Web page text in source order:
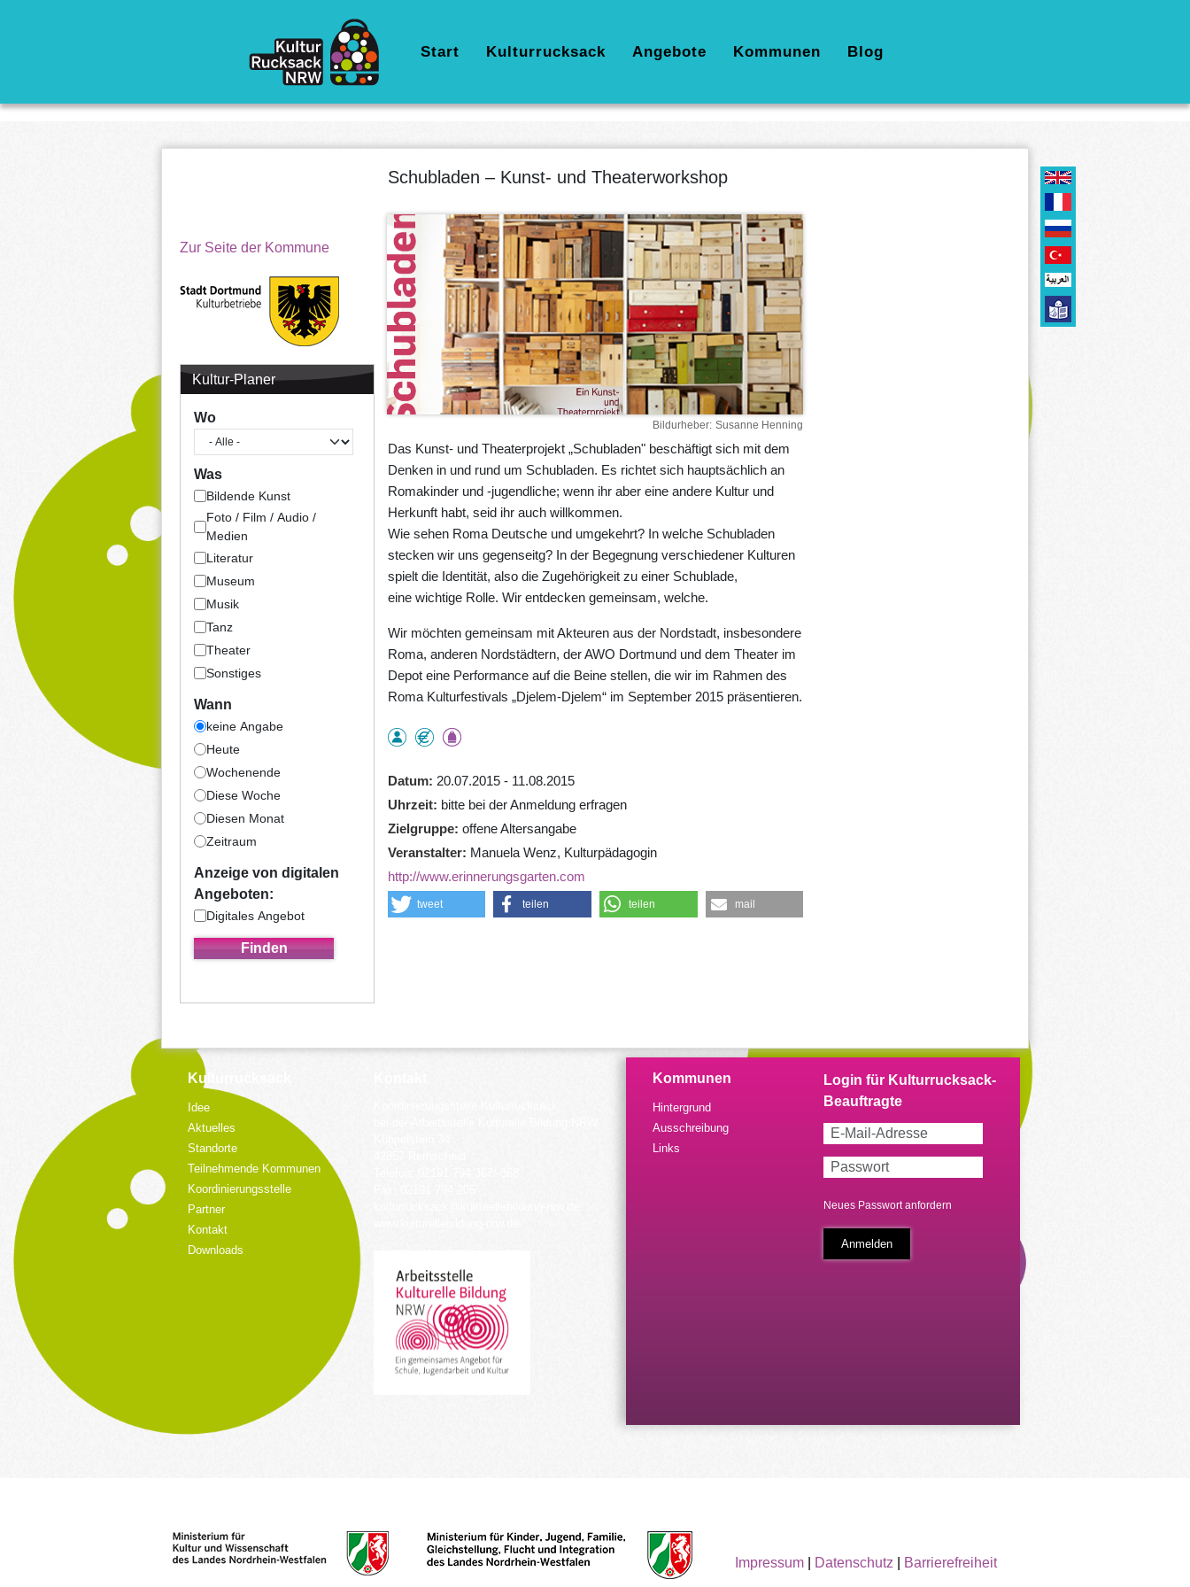
Hauptnavigation
Start Kulturrucksack Angebote Kommunen Blog
Zur Seite der Kommune
Kultur-Planer
Wo
Was
Bildende Kunst
Foto / Film / Audio /
Medien
Literatur
Museum
Musik
Tanz
Theater
Sonstiges
Wann
keine Angabe
Heute
Wochenende
Diese Woche
Diesen Monat
Zeitraum
Anzeige von digitalen
Angeboten:
Digitales Angebot
Schubladen – Kunst- und Theaterworkshop
Bildurheber Susanne Henning
Das Kunst- und Theaterprojekt „Schubladen" beschäftigt sich mit dem
Denken in und rund um Schubladen. Es richtet sich hauptsächlich an
Romakinder und -jugendliche; wenn ihr aber eine andere Kultur und
Herkunft habt, seid ihr auch willkommen.
Wie sehen Roma Deutsche und umgekehrt? In welche Schubladen
stecken wir uns gegenseitg? In der Begegnung verschiedener Kulturen
spielt die Identität, also die Zugehörigkeit zu einer Schublade,
eine wichtige Rolle. Wir entdecken gemeinsam, welche.
Wir möchten gemeinsam mit Akteuren aus der Nordstadt, insbesondere
Roma, anderen Nordstädtern, der AWO Dortmund und dem Theater im
Depot eine Performance auf die Beine stellen, die wir im Rahmen des
Roma Kulturfestivals „Djelem-Djelem“ im September 2015 präsentieren.
Datum
20.07.2015 - 11.08.2015
Uhrzeit
bitte bei der Anmeldung erfragen
Zielgruppe offene Altersangabe
Veranstalter
Manuela Wenz, Kulturpädagogin
http://www.erinnerungsgarten.com
tweet teilen teilen mail
Kulturrucksack
Idee
Aktuelles
Standorte
Teilnehmende Kommunen
Koordinierungsstelle
Partner
Kontakt
Downloads
Kommunen
Hintergrund
Ausschreibung
Links
Neues Passwort anfordern
Impressum| Datenschutz Barrierefreiheit